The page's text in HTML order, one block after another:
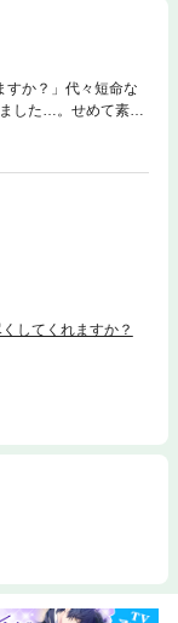
すか？」代々短命な
した…。せめて素敵
る計画を立てたけ
月号」に収録されて
してくれますか？